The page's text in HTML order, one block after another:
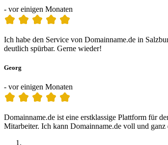
- vor einigen Monaten
Ich habe den Service von Domainname.de in
deutlich spürbar. Gerne wieder!
Georg
- vor einigen Monaten
Domainname.de ist eine erstklassige Plattform für
Mitarbeiter. Ich kann Domainname.de voll und